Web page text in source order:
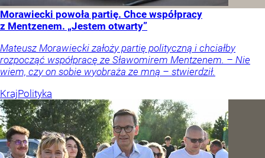
Morawiecki powoła partię. Chce współpracy
z Mentzenem. „Jestem otwarty”
Mateusz Morawiecki założy partię polityczną i chciałby
rozpocząć współpracę ze Sławomirem Mentzenem. – Nie
wiem, czy on sobie wyobraża ze mną – stwierdził.
KrajPolityka